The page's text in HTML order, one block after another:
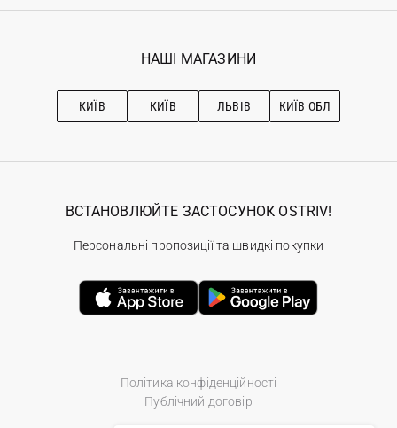
Гарантія
Ostriv Club+
Наші магазини
Рекомендації з догляду
НАШІ МАГАЗИНИ
КИЇВ КИЇВ ЛЬВІВ КИЇВ ОБЛ
Політика конфіденційності
Публічний договір
ВСТАНОВЛЮЙТЕ ЗАСТОСУНОК OSTRIV!
Персональні пропозиції та швидкі покупки